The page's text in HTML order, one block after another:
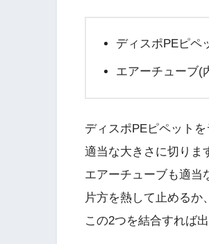
ディスポPEピペ
エアーチューブ(
ディスポPEピペット
適当な大きさに切りま
エアーチューブも適当
片方を熱して止めるか
この2つを結合すれば